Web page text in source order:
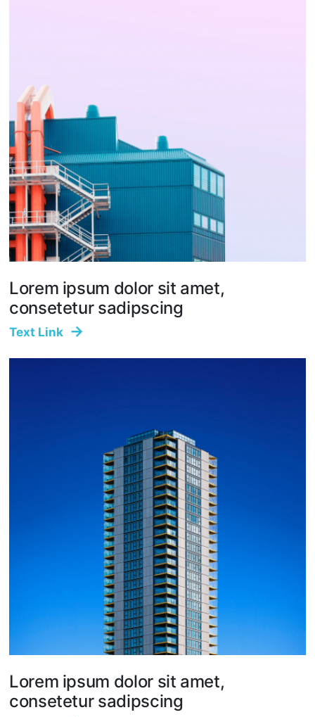
Lorem ipsum dolor sit amet,
consetetur sadipscing
Text Link
Lorem ipsum dolor sit amet,
consetetur sadipscing